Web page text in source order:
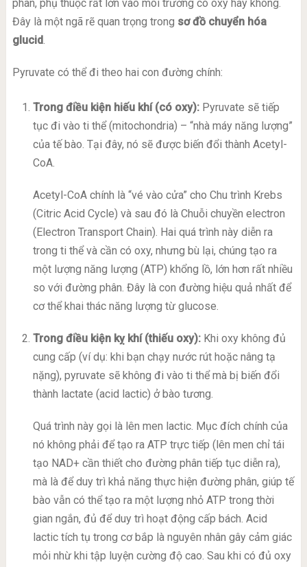
phân, phụ thuộc rất lớn vào môi trường có oxy hay không.
Đây là một ngã rẽ quan trọng trong sơ đồ chuyển hóa
glucid.
Pyruvate có thể đi theo hai con đường chính:
Trong điều kiện hiếu khí (có oxy):Pyruvate sẽ tiếp
tục đi vào ti thể (mitochondria) – “nhà máy năng lượng”
của tế bào. Tại đây, nó sẽ được biến đổi thành Acetyl-
CoA.
Acetyl-CoA chính là “vé vào cửa” cho Chu trình Krebs
(Citric Acid Cycle) và sau đó là Chuỗi chuyền electron
(Electron Transport Chain). Hai quá trình này diễn ra
trong ti thể và cần có oxy, nhưng bù lại, chúng tạo ra
một lượng năng lượng (ATP) khổng lồ, lớn hơn rất nhiều
so với đường phân. Đây là con đường hiệu quả nhất để
cơ thể khai thác năng lượng từ glucose.
Trong điều kiện kỵ khí (thiếu oxy):Khi oxy không đủ
cung cấp (ví dụ: khi bạn chạy nước rút hoặc nâng tạ
nặng), pyruvate sẽ không đi vào ti thể mà bị biến đổi
thành lactate (acid lactic) ở bào tương.
Quá trình này gọi là lên men lactic. Mục đích chính của
nó không phải để tạo ra ATP trực tiếp (lên men chỉ tái
tạo NAD+ cần thiết cho đường phân tiếp tục diễn ra),
mà là để duy trì khả năng thực hiện đường phân, giúp tế
bào vẫn có thể tạo ra một lượng nhỏ ATP trong thời
gian ngắn, đủ để duy trì hoạt động cấp bách. Acid
lactic tích tụ trong cơ bắp là nguyên nhân gây cảm giác
mỏi nhừ khi tập luyện cường độ cao. Sau khi có đủ oxy